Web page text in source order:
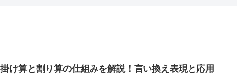
掛け算と割り算の仕組みを解説！言い換え表現と応用